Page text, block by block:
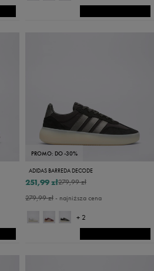
PROMO: DO -30%
ADIDAS BARREDA DECODE
279,99 zł
251,99 zł
279,99 zł- najniższa cena
+ 2